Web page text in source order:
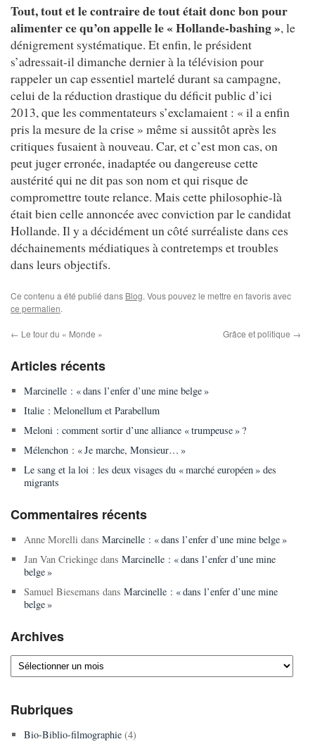
Tout, tout et le contraire de tout était donc bon pour
alimenter ce qu’on appelle le « Hollande-bashing », le
dénigrement systématique. Et enfin, le président
s’adressait-il dimanche dernier à la télévision pour
rappeler un cap essentiel martelé durant sa campagne,
celui de la réduction drastique du déficit public d’ici
2013, que les commentateurs s’exclamaient : « il a enfin
pris la mesure de la crise » même si aussitôt après les
critiques fusaient à nouveau. Car, et c’est mon cas, on
peut juger erronée, inadaptée ou dangereuse cette
austérité qui ne dit pas son nom et qui risque de
compromettre toute relance. Mais cette philosophie-là
était bien celle annoncée avec conviction par le candidat
Hollande. Il y a décidément un côté surréaliste dans ces
déchainements médiatiques à contretemps et troubles
dans leurs objectifs.
Ce contenu a été publié dans Blog. Vous pouvez le mettre en favoris avec
ce permalien.
← Le tour du « Monde » Grâce et politique →
Articles récents
Marcinelle : « dans l’enfer d’une mine belge »
Italie : Melonellum et Parabellum
Meloni : comment sortir d’une alliance « trumpeuse » ?
Mélenchon : « Je marche, Monsieur… »
Le sang et la loi : les deux visages du « marché européen » des
migrants
Commentaires récents
Anne Morelli dans Marcinelle : « dans l’enfer d’une mine belge »
Jan Van Criekingedans Marcinelle : « dans l’enfer d’une mine
belge »
Samuel Biesemans dans Marcinelle : « dans l’enfer d’une mine
belge »
Archives
Archives
Rubriques
Bio-Biblio-filmographie(4)